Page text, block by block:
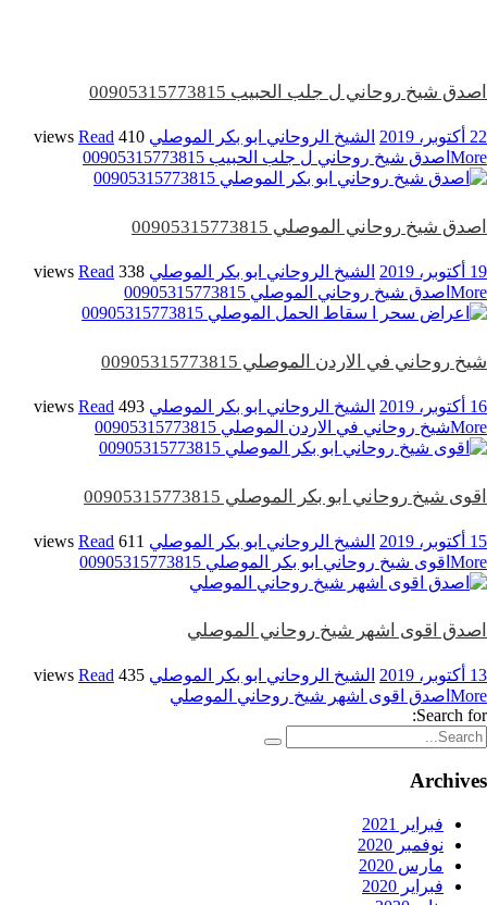
اصدق شيخ روحاني ل جلب الحبيب 00905315773815
22 أكتوبر، 2019 الشيخ الروحاني ابو بكر الموصلي 410 views
Read
More اصدق شيخ روحاني ل جلب الحبيب 00905315773815
اصدق شيخ روحاني الموصلي 00905315773815
19 أكتوبر، 2019 الشيخ الروحاني ابو بكر الموصلي 338 views
Read
More اصدق شيخ روحاني الموصلي 00905315773815
شيخ روحاني في الاردن الموصلي 00905315773815
16 أكتوبر، 2019 الشيخ الروحاني ابو بكر الموصلي 493 views
Read
Moreشيخ روحاني في الاردن الموصلي 00905315773815
اقوى شيخ روحاني ابو بكر الموصلي 00905315773815
15 أكتوبر، 2019 الشيخ الروحاني ابو بكر الموصلي 611 views
Read
More اقوى شيخ روحاني ابو بكر الموصلي 00905315773815
اصدق اقوى اشهر شيخ روحاني الموصلي
13 أكتوبر، 2019 الشيخ الروحاني ابو بكر الموصلي 435 views
Read
More اصدق اقوى اشهر شيخ روحاني الموصلي
Search for:
Archives
فبراير 2021
نوفمبر 2020
مارس 2020
فبراير 2020